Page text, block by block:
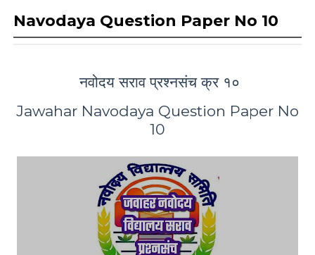
Navodaya Question Paper No 10
नवोदय सराव प्रश्नसंच क्र १०
Jawahar Navodaya Question Paper No
10